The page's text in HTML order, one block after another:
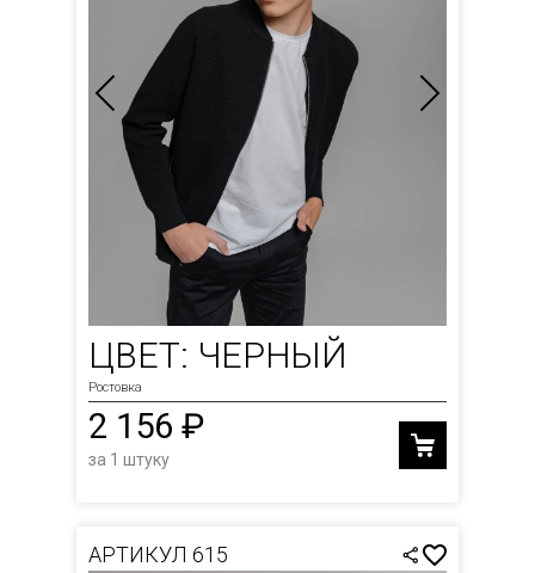
ЦВЕТ: ЧЕРНЫЙ
Ростовка
2 156 ₽
за 1 штуку
АРТИКУЛ 615